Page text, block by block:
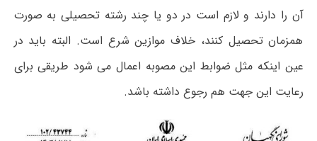
آن را دارند و لازم است در دو یا چند رشته تحصیلی به صورت
همزمان تحصیل کنند، خلاف موازین شرع است. البته باید در
عین اینکه مثل ضوابط این مصوبه اعمال می شود طریقی برای
رعایت این جهت هم رجوع داشته باشد.